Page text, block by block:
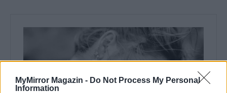
MyMirror Magazin - Do Not Process My Personal
Information